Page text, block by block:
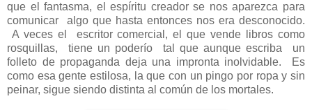
que el fantasma, el espíritu creador se nos aparezca para
comunicar
algo que hasta entonces nos era desconocido.
A veces el
escritor comercial, el que vende libros como
rosquillas,
tiene un poderío tal que aunque escriba
un
folleto de propaganda deja una impronta inolvidable.
Es
como esa gente estilosa, la que con un pingo por ropa y sin
peinar, sigue siendo distinta al común de los mortales.